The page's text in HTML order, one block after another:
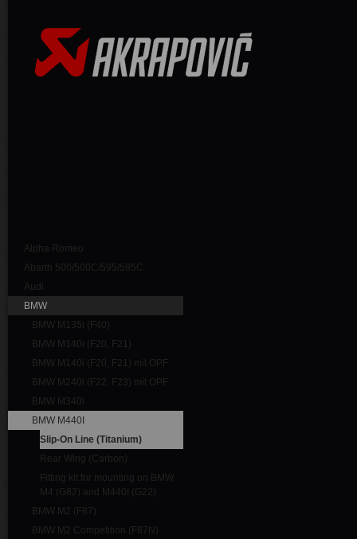
Alpha Romeo
Abarth 500/500C/595/595C
Audi
BMW
BMW M135i (F40)
BMW M140i (F20, F21)
BMW M140i (F20, F21) mit OPF
BMW M240i (F22, F23) mit OPF
BMW M340i
BMW M440I
Slip-On Line (Titanium)
Rear Wing (Carbon)
Fitting kit for mounting on BMW
M4 (G82) and M440I (G22)
BMW M2 (F87)
BMW M2 Competition (F87N)